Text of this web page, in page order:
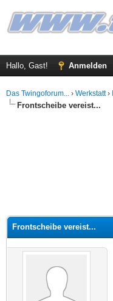
Hallo, Gast! Anmelden
Das Twingoforum... › Werkstatt›
Frontscheibe vereist...
Frontscheibe vereist...